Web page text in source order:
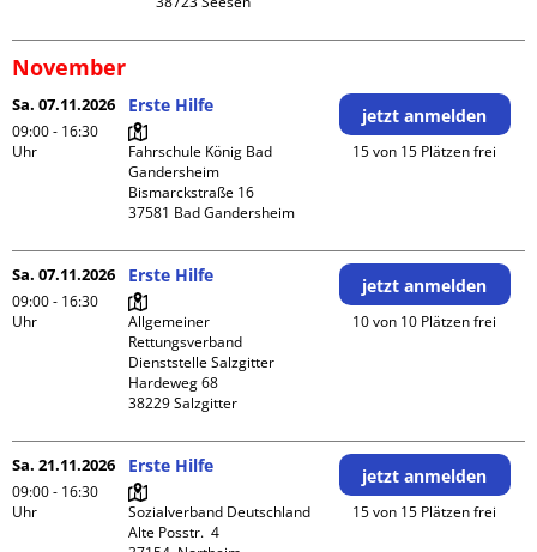
November
Sa. 07.11.2026
09:00 - 16:30
Uhr
Erste Hilfe
Fahrschule König Bad
Gandersheim
Bismarckstraße 16
jetzt anmelden
15 von 15 Plätzen frei
Sa. 07.11.2026
09:00 - 16:30
Uhr
Erste Hilfe
Allgemeiner
Rettungsverband
Dienststelle Salzgitter
Hardeweg 68
jetzt anmelden
10 von 10 Plätzen frei
Sa. 21.11.2026
09:00 - 16:30
Uhr
Erste Hilfe
Sozialverband Deutschland
Alte Posstr.  4
jetzt anmelden
15 von 15 Plätzen frei